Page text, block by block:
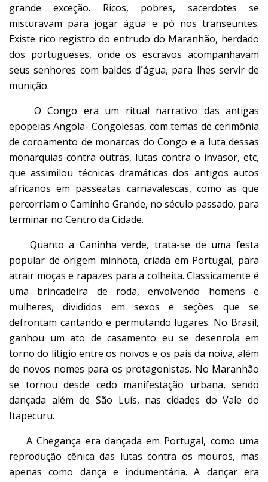
grande exceção. Ricos, pobres, sacerdotes se
misturavam para jogar água e pó nos transeuntes.
Existe rico registro do entrudo do Maranhão, herdado
dos portugueses, onde os escravos acompanhavam
seus senhores com baldes d´água, para lhes servir de
munição.
O Congo era um ritual narrativo das antigas
epopeias Angola- Congolesas, com temas de cerimônia
de coroamento de monarcas do Congo e a luta dessas
monarquias contra outras, lutas contra o invasor, etc,
que assimilou técnicas dramáticas dos antigos autos
africanos em passeatas carnavalescas, como as que
percorriam o Caminho Grande, no século passado, para
terminar no Centro da Cidade.
Quanto a Caninha verde, trata-se de uma festa
popular de origem minhota, criada em Portugal, para
atrair moças e rapazes para a colheita. Classicamente é
uma brincadeira de roda, envolvendo homens e
mulheres, divididos em sexos e seções que se
defrontam cantando e permutando lugares. No Brasil,
ganhou um ato de casamento eu se desenrola em
torno do litígio entre os noivos e os pais da noiva, além
de novos nomes para os protagonistas. No Maranhão
se tornou desde cedo manifestação urbana, sendo
dançada além de São Luís, nas cidades do Vale do
Itapecuru.
A Chegança era dançada em Portugal, como uma
reprodução cênica das lutas contra os mouros, mas
apenas como dança e indumentária. A dançar era